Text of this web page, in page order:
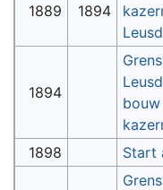
1889 1894
1894
1898
Start